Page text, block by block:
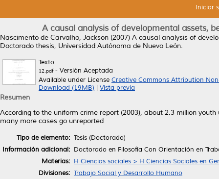
Iniciar
A causal analysis of developmental assets,
Nascimento de Carvalho, Jackson (2007) A causal analysis of
Doctorado thesis, Universidad Autónoma de Nuevo León.
Texto
12.pdf- Versión Aceptada
Available under License Creative Commons Attribution
Download (19MB)
Vista previa
Resumen
According to the uniform crime report (2003), about 2.3 million
many more cases go unreported
Tipo de elemento: Tesis (Doctorado)
Información adicional: Doctorado en Filosofía Con Orientación en
Materias: H Ciencias sociales > H Ciencias Sociales en
Divisiones: Trabajo Social y Desarrollo Humano